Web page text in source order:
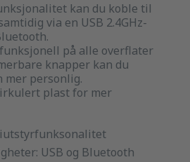
kan du koble til
via en USB 2.4GHz-
på alle overflater
knapper kan du
mer personlig.
plast for mer
USB og Bluetooth